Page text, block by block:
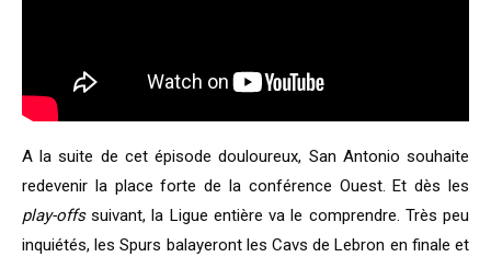
A la suite de cet épisode douloureux, San Antonio souhaite
redevenir la place forte de la conférence Ouest. Et dès les
play-offssuivant, la Ligue entière va le comprendre. Très peu
inquiétés, les Spurs balayeront les Cavs de Lebron en finale et